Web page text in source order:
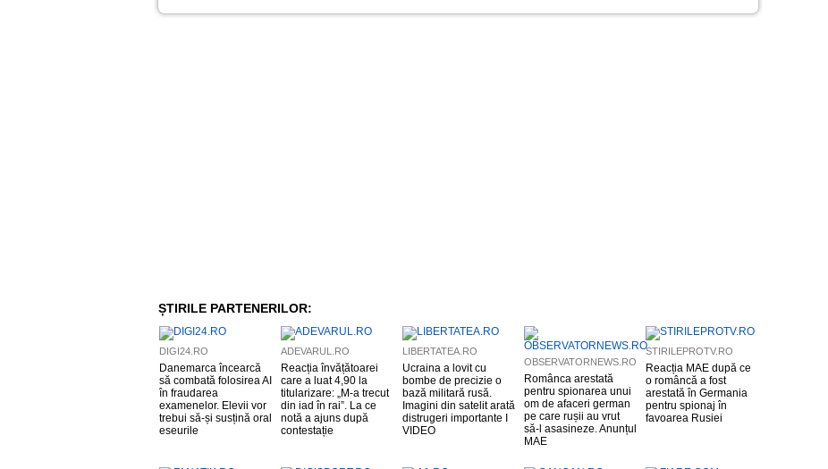
ȘTIRILE PARTENERILOR:
DIGI24.RO
Danemarca încearcă
să combată folosirea AI
în fraudarea
examenelor. Elevii vor
trebui să-și susțină oral
eseurile
ADEVARUL.RO
Reacția învățătoarei
care a luat 4,90 la
titularizare: „M-a trecut
din iad în rai”. La ce
notă a ajuns după
contestație
LIBERTATEA.RO
Ucraina a lovit cu
bombe de precizie o
bază militară rusă.
Imagini din satelit arată
distrugeri importante I
VIDEO
OBSERVATORNEWS.RO
Românca arestată
pentru spionarea unui
om de afaceri german
pe care rușii au vrut
să-l asasineze. Anunțul
MAE
STIRILEPROTV.RO
Reacția MAE după ce
o româncă a fost
arestată în Germania
pentru spionaj în
favoarea Rusiei